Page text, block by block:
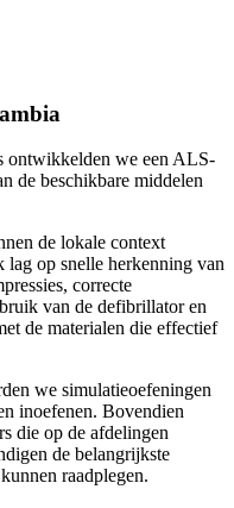
ontwikkelden we een ALS-
de beschikbare middelen
de lokale context
op snelle herkenning van
correcte
van de defibrillator en
de materialen die effectief
we simulatieoefeningen
inoefenen. Bovendien
die op de afdelingen
de belangrijkste
raadplegen.